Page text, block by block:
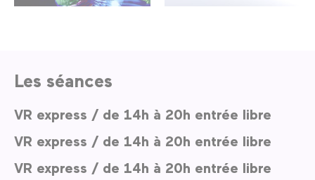
Les séances
VR express / de 14h à 20h entrée libre
VR express / de 14h à 20h entrée libre
VR express / de 14h à 20h entrée libre